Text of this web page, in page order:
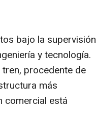
bajo la supervisión
y tecnología.
procedente de
más
comercial está